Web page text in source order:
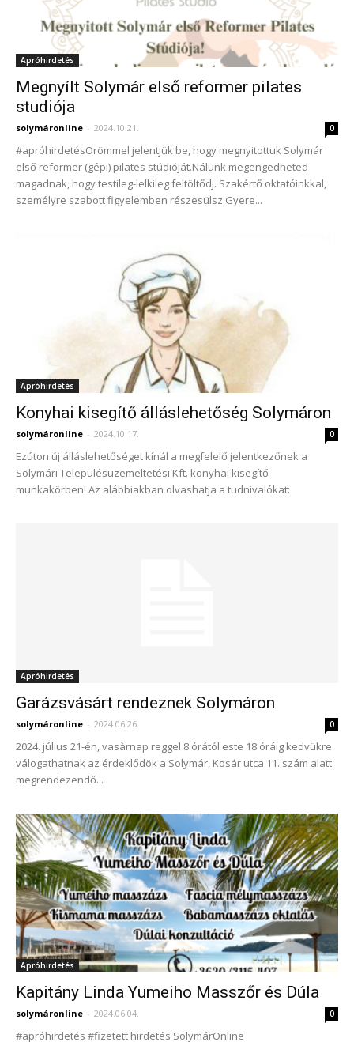
Apróhirdetés
Megnyílt Solymár első reformer pilates
studiója
solymáronline - 2024.10.21. 0
#apróhirdetésÖrömmel jelentjük be, hogy megnyitottuk Solymár
első reformer (gépi) pilates stúdióját.Nálunk megengedheted
magadnak, hogy testileg-lelkileg feltöltődj. Szakértő oktatóinkkal,
személyre szabott figyelemben részesülsz.Gyere...
Apróhirdetés
Konyhai kisegítő álláslehetőség Solymáron
solymáronline - 2024.10.17. 0
Ezúton új álláslehetőséget kínál a megfelelő jelentkezőnek a
Solymári Településüzemeltetési Kft. konyhai kisegítő
munkakörben! Az alábbiakban olvashatja a tudnivalókat:
Apróhirdetés
Garázsvásárt rendeznek Solymáron
solymáronline - 2024.06.26. 0
2024. július 21-én, vasàrnap reggel 8 órától este 18 óráig kedvükre
válogathatnak az érdeklődök a Solymár, Kosár utca 11. szám alatt
megrendezendő...
Apróhirdetés
Kapitány Linda Yumeiho Masszőr és Dúla
solymáronline - 2024.06.04. 0
#apróhirdetés #fizetett hirdetés SolymárOnline